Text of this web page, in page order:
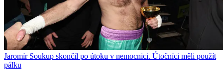
Jaromír Soukup skončil po útoku v nemocnici. Útočníci měli použít
pálku